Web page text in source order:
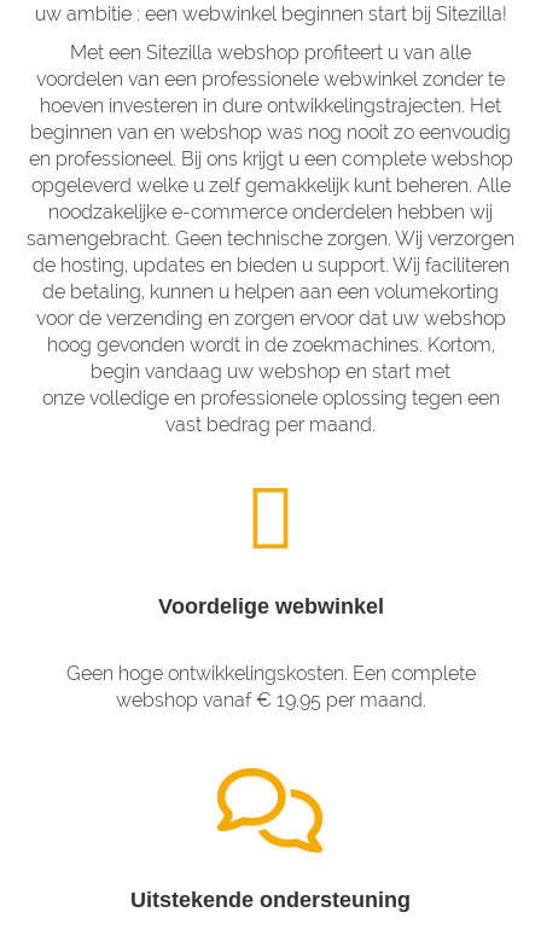
uw ambitie : een webwinkel beginnen start bij Sitezilla!
Met een Sitezilla webshop profiteert u van alle
voordelen van een professionele webwinkel zonder te
hoeven investeren in dure ontwikkelingstrajecten. Het
beginnen van en webshop was nog nooit zo eenvoudig
en professioneel. Bij ons krijgt u een complete webshop
opgeleverd welke u zelf gemakkelijk kunt beheren. Alle
noodzakelijke e-commerce onderdelen hebben wij
samengebracht. Geen technische zorgen. Wij verzorgen
de hosting, updates en bieden u support. Wij faciliteren
de betaling, kunnen u helpen aan een volumekorting
voor de verzending en zorgen ervoor dat uw webshop
hoog gevonden wordt in de zoekmachines. Kortom,
begin vandaag uw webshop en start met
onze volledige en professionele oplossing tegen een
vast bedrag per maand.
Voordelige webwinkel
Geen hoge ontwikkelingskosten. Een complete
webshop vanaf € 19.95 per maand.
Uitstekende ondersteuning